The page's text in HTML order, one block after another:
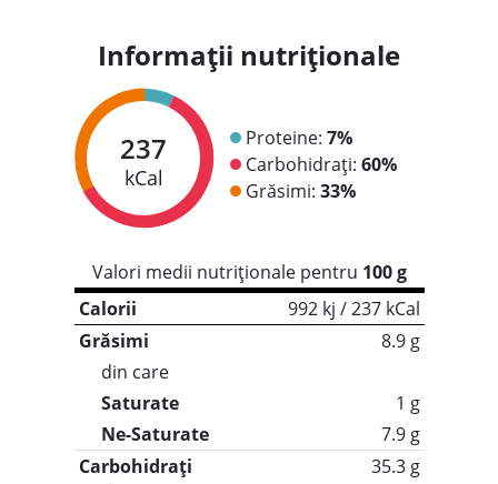
Informații nutriționale
237
kCal
Proteine: 7%
Carbohidrați: 60%
Grăsimi: 33%
Valori medii nutriționale pentru 100 g
Calorii
992 kj / 237 kCal
Grăsimi
8.9 g
din care
Saturate
1 g
Ne-Saturate
7.9 g
Carbohidrați
35.3 g